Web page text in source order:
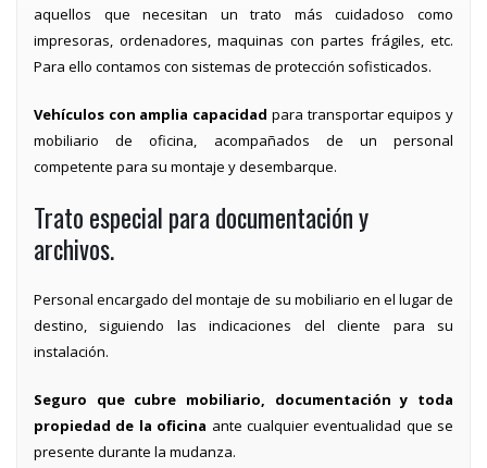
aquellos que necesitan un trato más cuidadoso como
impresoras, ordenadores, maquinas con partes frágiles, etc.
Para ello contamos con sistemas de protección sofisticados.
Vehículos con amplia capacidad para transportar equipos y
mobiliario de oficina, acompañados de un personal
competente para su montaje y desembarque.
Trato especial para documentación y
archivos.
Personal encargado del montaje de su mobiliario en el lugar de
destino, siguiendo las indicaciones del cliente para su
instalación.
Seguro que cubre mobiliario, documentación y toda
propiedad de la oficina ante cualquier eventualidad que se
presente durante la mudanza.